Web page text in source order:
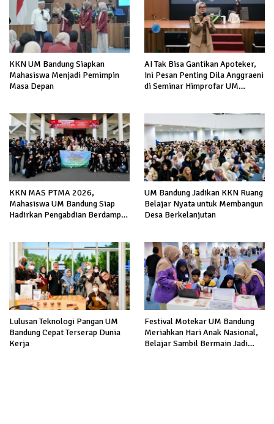
KKN UM Bandung Siapkan
Mahasiswa Menjadi Pemimpin
Masa Depan
AI Tak Bisa Gantikan Apoteker,
Ini Pesan Penting Dila Anggraeni
di Seminar Himprofar UM
KKN MAS PTMA 2026,
Mahasiswa UM Bandung Siap
Hadirkan Pengabdian Berdampak
UM Bandung Jadikan KKN Ruang
Belajar Nyata untuk Membangun
Desa Berkelanjutan
Lulusan Teknologi Pangan UM
Bandung Cepat Terserap Dunia
Kerja
Festival Motekar UM Bandung
Meriahkan Hari Anak Nasional,
Belajar Sambil Bermain Jadi